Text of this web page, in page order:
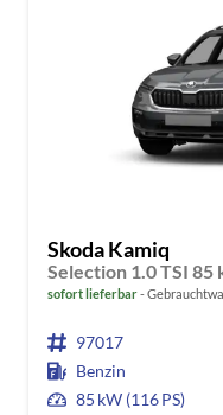
Skoda Kamiq
Selection 1.0 TSI 85
sofort lieferbar
97017
Benzin
85 kW (116 PS)